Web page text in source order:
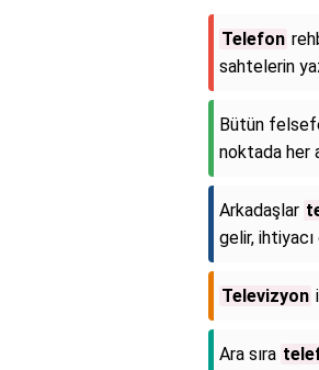
Telefon
sahtelerin
Bütün
noktada her
Arkadaşlar
gelir, ihtiyacı
Televizyon
Ara sıra